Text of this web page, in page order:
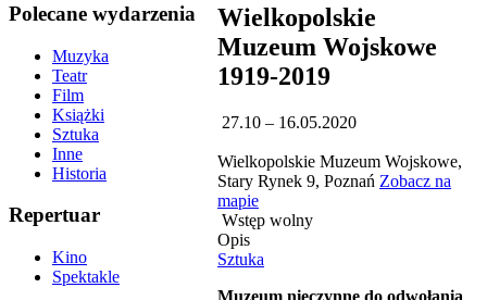
Polecane wydarzenia
Muzyka
Teatr
Film
Książki
Sztuka
Inne
Historia
Repertuar
Kino
Spektakle
Wielkopolskie
Muzeum Wojskowe
1919-2019
27.10 – 16.05.2020
Wielkopolskie Muzeum Wojskowe,
Stary Rynek 9, Poznań Zobacz na
mapie
Wstęp wolny
Opis
Sztuka
Muzeum nieczynne do odwołania